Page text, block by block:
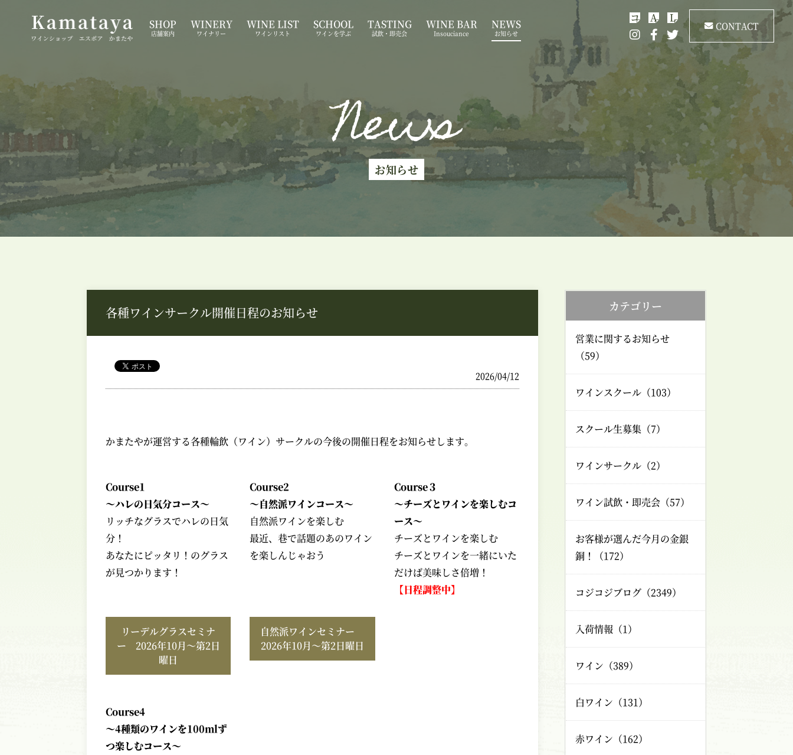
SHOP
店舗案内
WINERY
ワイナリー
WINE LIST
ワインリスト
SCHOOL
ワインを学ぶ
TASTING
試飲・即売会
WINE BAR
Insouciance
NEWS
お知らせ
コ A L
CONTACT
News
お知らせ
各種ワインサークル開催日程のお知らせ
2026/04/12
かまたやが運営する各種輪飲（ワイン）サークルの今後の開催日程をお知らせします。
Course1
～ハレの日気分コース～
リッチなグラスでハレの日気
分！
あなたにピッタリ！のグラス
が見つかります！
Course2
～自然派ワインコース～
自然派ワインを楽しむ
最近、巷で話題のあのワイン
を楽しんじゃおう
Course３
～チーズとワインを楽しむコ
ース～
チーズとワインを楽しむ
チーズとワインを一緒にいた
だけば美味しさ倍増！
【日程調整中】
リーデルグラスセミナ
ー 2026年10月～第2日
曜日
自然派ワインセミナー
2026年10月～第2日曜日
Course4
～4種類のワインを100mlず
つ楽しむコース～
カテゴリー
営業に関するお知らせ
（59）
ワインスクール（103）
スクール生募集（7）
ワインサークル（2）
ワイン試飲・即売会（57）
お客様が選んだ今月の金銀
銅！（172）
コジコジブログ（2349）
入荷情報（1）
ワイン（389）
白ワイン（131）
赤ワイン（162）